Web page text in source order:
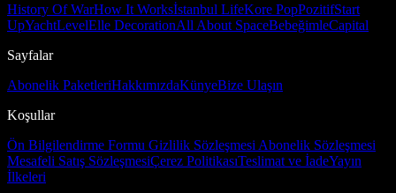
History Of WarHow It Worksİstanbul LifeKore PopPozitifStart
UpYachtLevelElle DecorationAll About SpaceBebeğimleCapital
Sayfalar
Abonelik PaketleriHakkımızdaKünyeBize Ulaşın
Koşullar
Ön Bilgilendirme Formu Gizlilik Sözleşmesi Abonelik Sözleşmesi
Mesafeli Satış SözleşmesiÇerez PolitikasıTeslimat ve İadeYayın
İlkeleri